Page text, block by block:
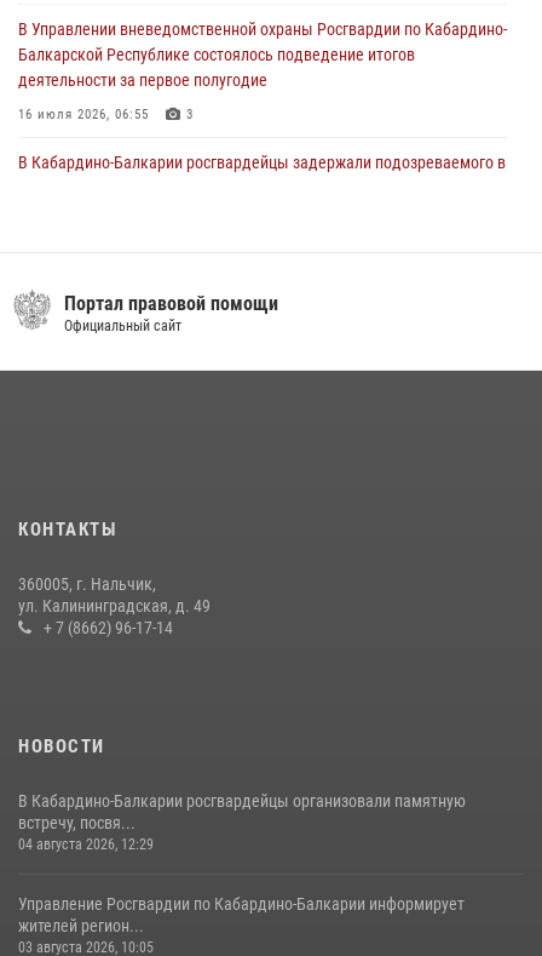
В Управлении вневедомственной охраны Росгвардии по Кабардино-
Балкарской Республике состоялось подведение итогов
деятельности за первое полугодие
16 июля 2026, 06:55 3
В Кабардино-Балкарии росгвардейцы задержали подозреваемого в
округе Росгвардии
09 июля 2026, 08:36
НАЧАЛЬНИК УПРАВЛЕНИЯ РОСГВАРДИИ ПО КАБАРДИНО-
БАЛКАРСКОЙ РЕСПУБЛИКЕ ПРОВЕДЕТ ПРИЕМ ГРАЖДАН
Портал правовой помощи
Официальный сайт
КОНТАКТЫ
360005, г. Нальчик,
ул. Калининградская, д. 49
+ 7 (8662) 96-17-14
НОВОСТИ
В Кабардино-Балкарии росгвардейцы организовали памятную
встречу, посвя...
04 августа 2026, 12:29
Управление Росгвардии по Кабардино-Балкарии информирует
жителей регион...
03 августа 2026, 10:05